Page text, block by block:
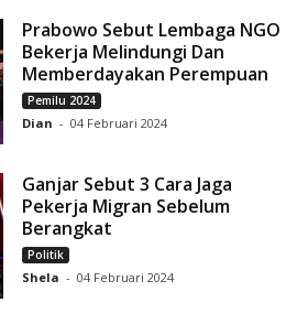
Prabowo Sebut Lembaga NGO
Bekerja Melindungi Dan
Memberdayakan Perempuan
Pemilu 2024
Dian - 04 Februari 2024
Ganjar Sebut 3 Cara Jaga
Pekerja Migran Sebelum
Berangkat
Politik
Shela - 04 Februari 2024